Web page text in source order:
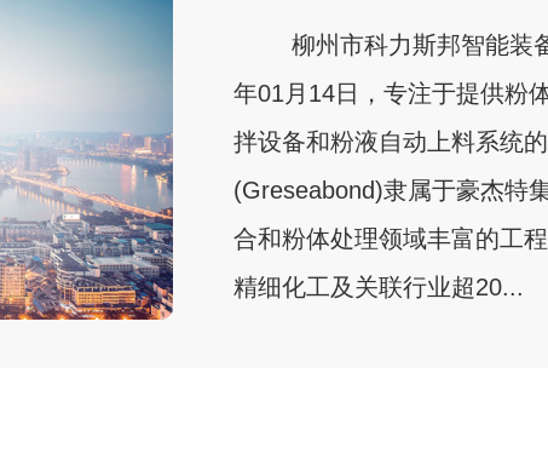
柳州市科力斯邦智能装备
年01月14日，专注于提供粉
拌设备和粉液自动上料系统
(Greseabond)隶属于豪杰特
合和粉体处理领域丰富的工
精细化工及关联行业超20...